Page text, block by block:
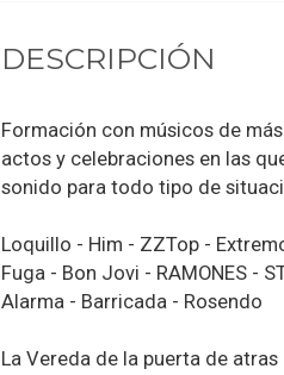
DESCRIPCIÓN
Formación con músicos de
actos y celebraciones en las
sonido para todo tipo de
Loquillo - Him - ZZTop -
Fuga - Bon Jovi - RAMONES -
Alarma - Barricada - Rosendo
La Vereda de la puerta de